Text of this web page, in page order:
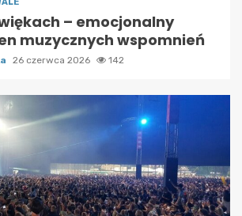
– emocjonalny
muzycznych wspomnień
26 czerwca 2026 142